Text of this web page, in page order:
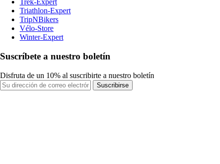
Trek-Expert
Triathlon-Expert
TripNBikers
Vélo-Store
Winter-Expert
Suscríbete a nuestro boletín
Disfruta de un 10% al suscribirte a nuestro boletín
Suscribirse